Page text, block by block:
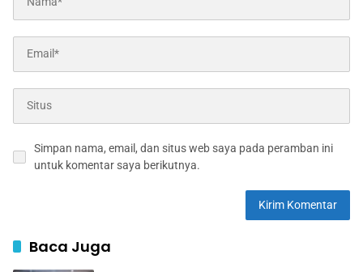
Simpan nama, email, dan situs web saya pada peramban ini
untuk komentar saya berikutnya.
Baca Juga